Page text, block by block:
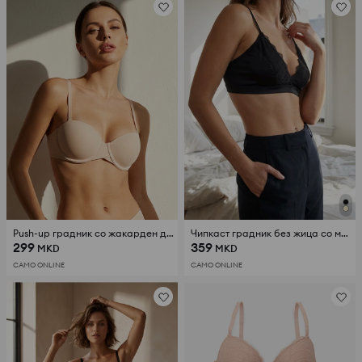
Push-up градник со жакарден дезен
299 MKD
САМО ONLINE
Чипкаст градник без жица со меки корпи
359 MKD
САМО ONLINE